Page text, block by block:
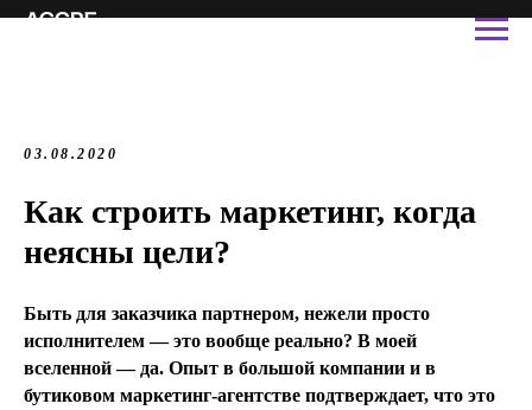
03.08.2020
Как строить маркетинг, когда
неясны цели?
Быть для заказчика партнером, нежели просто
исполнителем — это вообще реально? В моей
вселенной — да. Опыт в большой компании и в
бутиковом маркетинг-агентстве подтверждает, что это